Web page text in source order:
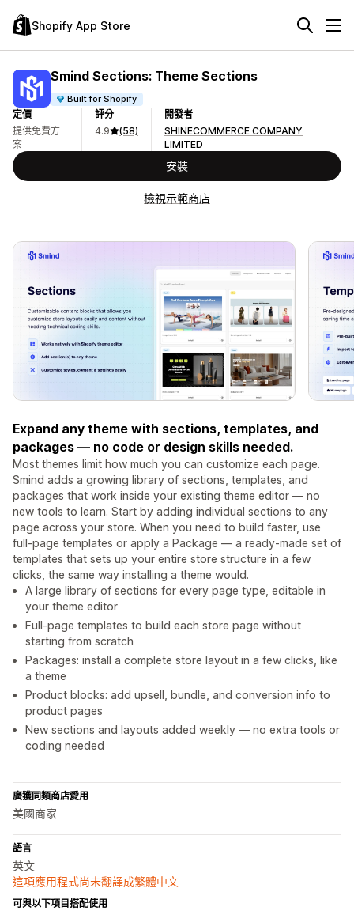
Shopify App Store
Smind Sections: Theme Sections
Built for Shopify
定價
提供免費方
案
評分
4.9
(58)
開發者
SHINECOMMERCE COMPANY
LIMITED
安裝
檢視示範商店
Expand any theme with sections, templates, and
packages — no code or design skills needed.
Most themes limit how much you can customize each page.
Smind adds a growing library of sections, templates, and
packages that work inside your existing theme editor — no
new tools to learn. Start by adding individual sections to any
page across your store. When you need to build faster, use
full-page templates or apply a Package — a ready-made set of
templates that sets up your entire store structure in a few
clicks, the same way installing a theme would.
A large library of sections for every page type, editable in
your theme editor
Full-page templates to build each store page without
starting from scratch
Packages: install a complete store layout in a few clicks, like
a theme
Product blocks: add upsell, bundle, and conversion info to
product pages
New sections and layouts added weekly — no extra tools or
coding needed
廣獲同類商店愛用
美國商家
語言
英文
這項應用程式尚未翻譯成繁體中文
可與以下項目搭配使用